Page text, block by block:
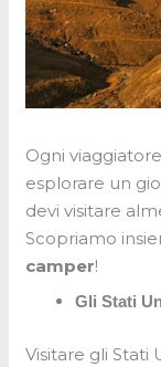
Ogni
esplorare un
devi visitare
Scopriamo
camper!
Gli Stati
Visitare gli